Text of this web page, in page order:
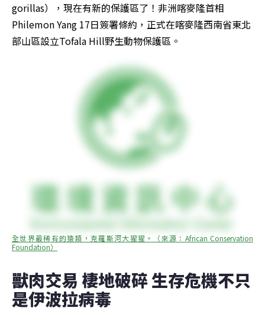
gorillas），現在有新的保護區了！非洲喀麥隆首相
Philemon Yang 17日簽署條約，正式在喀麥隆西南省東北
部山區設立Tofala Hill野生動物保護區。
全世界最稀有的猿類，克羅斯河大猩猩。（來源：African Conservation
Foundation）
獸肉交易 棲地破碎 生存危機不只
是伊波拉病毒